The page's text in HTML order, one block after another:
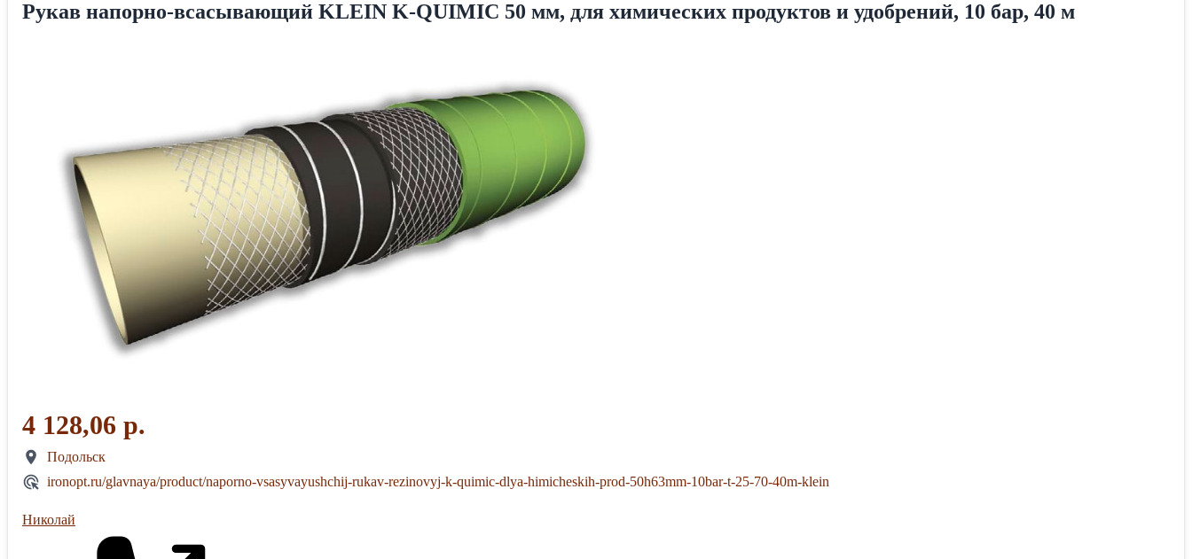
Рукав напорно-всасывающий KLEIN K-QUIMIC 50 мм, для химических продуктов и удобрений, 10 бар, 40 м
4 128,06 р.
Подольск
ironopt.ru/glavnaya/product/naporno-vsasyvayushchij-rukav-rezinovyj-k-quimic-dlya-himicheskih-prod-50h63mm-10bar-t-25-70-40m-klein
Николай